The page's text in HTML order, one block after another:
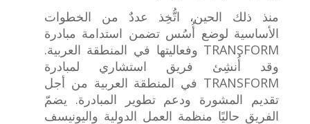
منذ ذلك الحين، اتُّخِذ عددٌ من الخطوات
الأساسية لوضع أُسُس تضمن استدامة مبادرة
TRANSFORM وفعاليتها في المنطقة العربية.
وقد أُنشِئ فريق استشاري لمبادرة
TRANSFORM في المنطقة العربية من أجل
تقديم المشورة ودعم تطوير المبادرة. يضمّ
الفريق حاليًا منظمة العمل الدولية واليونيسف